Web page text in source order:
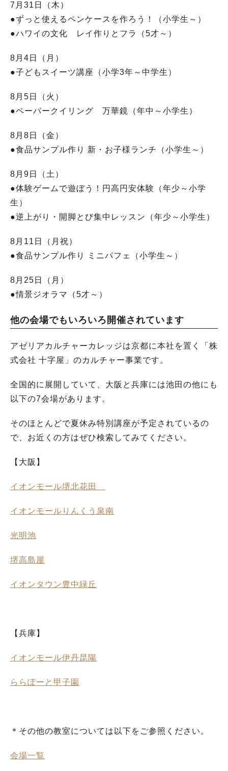
7月31日（木）
●ずっと使えるペンケースを作ろう！（小学生～）
●ハワイの文化 レイ作りとフラ（5才～）
8月4日（月）
●子どもスイーツ講座（小学3年～中学生）
8月5日（火）
●ペーパークイリング 万華鏡（年中～小学生）
8月8日（金）
●食品サンプル作り 新・お子様ランチ（小学生～）
8月9日（土）
●体験ゲームで遊ぼう！円高円安体験（年少～小学
生）
●逆上がり・開脚とび集中レッスン（年少～小学生）
8月11日（月祝）
●食品サンプル作り ミニパフェ（小学生～）
8月25日（月）
●情景ジオラマ（5才～）
他の会場でもいろいろ開催されています
アゼリアカルチャーカレッジは京都に本社を置く「株
式会社 十字屋」のカルチャー事業です。
全国的に展開していて、大阪と兵庫には池田の他にも
以下の7会場があります。
そのほとんどで夏休み特別講座が予定されているの
で、お近くの方はぜひ検索してみてください。
【大阪】
イオンモール堺北花田
イオンモールりんくう泉南
光明池
堺高島屋
イオンタウン豊中緑丘
【兵庫】
イオンモール伊丹昆陽
ららぽーと甲子園
＊その他の教室については以下をご参照ください。
会場一覧